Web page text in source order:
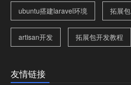
ubuntu搭建laravel环境 拓展包
artisan开发 拓展包开发教程
友情链接